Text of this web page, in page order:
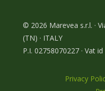
© 2026 Marevea s.r.l. ·
(TN) · ITALY
P.I. 02758070227 · Vat
Privacy